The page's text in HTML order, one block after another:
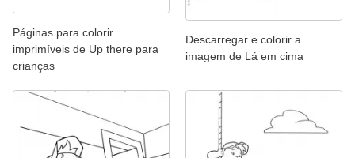
Páginas para colorir
imprimíveis de Up there para
crianças
Descarregar e colorir a
imagem de Lá em cima